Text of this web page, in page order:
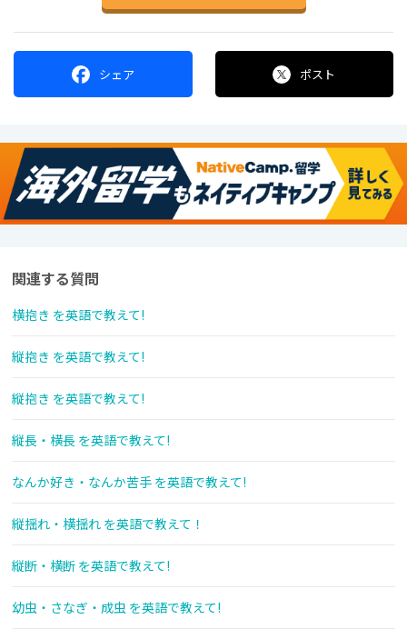
シェア ポスト
関連する質問
横抱き を英語で教えて!
縦抱き を英語で教えて!
縦抱き を英語で教えて!
縦長・横長 を英語で教えて!
なんか好き・なんか苦手 を英語で教えて!
縦揺れ・横揺れ を英語で教えて！
縦断・横断 を英語で教えて!
幼虫・さなぎ・成虫 を英語で教えて!